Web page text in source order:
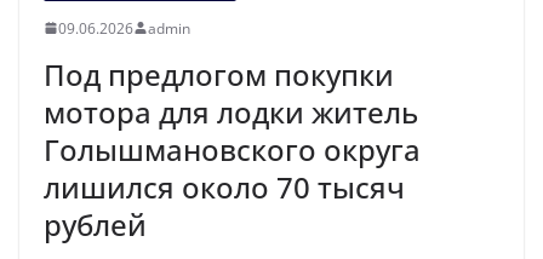
09.06.2026 admin
Под предлогом покупки
мотора для лодки житель
Голышмановского округа
лишился около 70 тысяч
рублей